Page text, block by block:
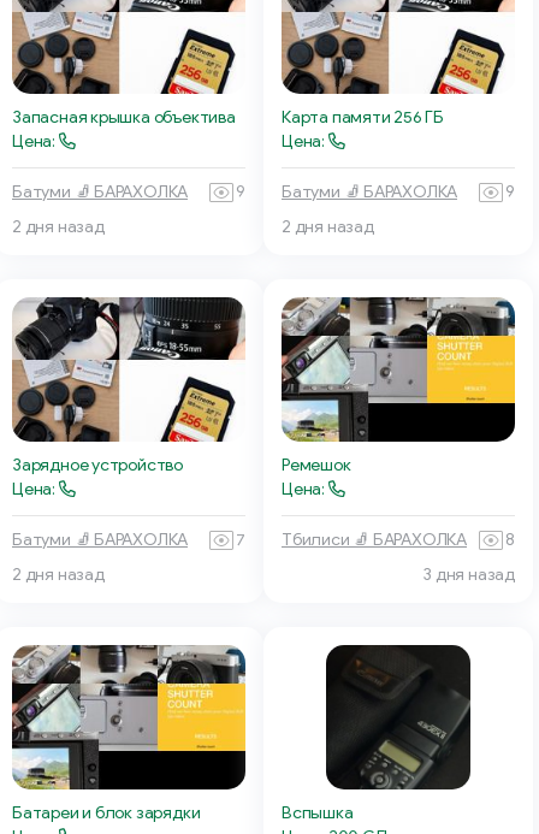
Запасная крышка объектива
Цена:
Батуми 🧦 БАРАХОЛКА
9
2 дня назад
Карта памяти 256 ГБ
Цена:
Батуми 🧦 БАРАХОЛКА
9
2 дня назад
Зарядное устройство
Цена:
Батуми 🧦 БАРАХОЛКА
7
2 дня назад
Ремешок
Цена:
Тбилиси 🧦 БАРАХОЛКА
8
3 дня назад
Батареи и блок зарядки
Вспышка